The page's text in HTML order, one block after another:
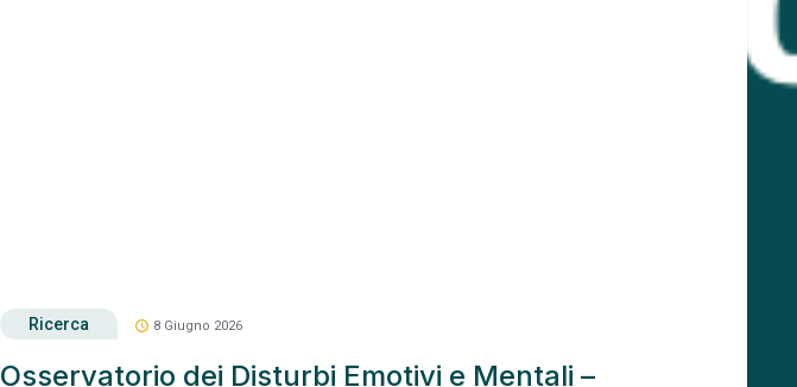
Ricerca schedule 8 Giugno 2026
Osservatorio dei Disturbi Emotivi e Mentali –